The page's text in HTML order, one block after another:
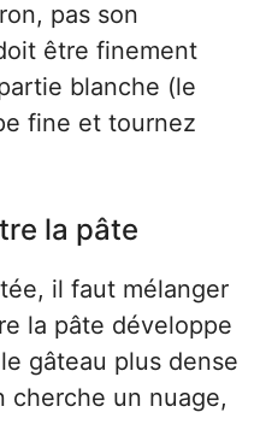
pas son
être finement
blanche (le
fine et tournez
la pâte
il faut mélanger
la pâte développe
gâteau plus dense
cherche un nuage,